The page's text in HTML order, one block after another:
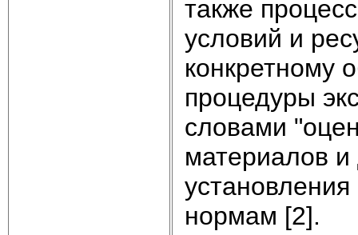
также
условий и
конкретному
процедуры
словами
материалов
нормам [2].